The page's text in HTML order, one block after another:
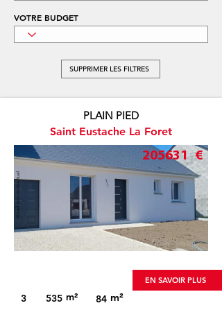
VOTRE BUDGET
SUPPRIMER LES FILTRES
PLAIN PIED
Saint Eustache La Foret
Visuel non-contractuel
205631 €
3 535 m² 84 m²
EN SAVOIR PLUS